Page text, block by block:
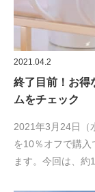
2021.04.2
終了目前！お得
ムをチェック
2021年3月24日（
を10％オフで購
ます。今回は、約